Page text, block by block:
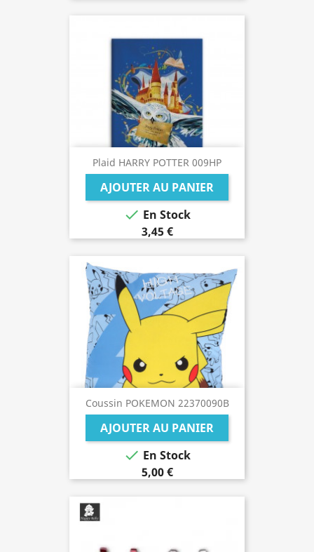
Plaid HARRY POTTER 009HP
AJOUTER AU PANIER
 En Stock
3,45 €
Coussin POKEMON 22370090B
AJOUTER AU PANIER
 En Stock
5,00 €